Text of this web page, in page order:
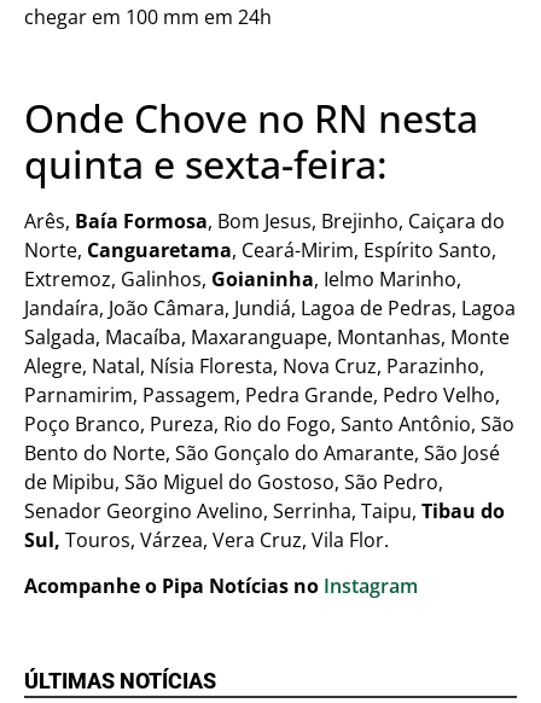
chegar em 100 mm em 24h
Onde Chove no RN nesta
quinta e sexta-feira:
Arês, Baía Formosa, Bom Jesus, Brejinho, Caiçara do
Norte, Canguaretama, Ceará-Mirim, Espírito Santo,
Extremoz, Galinhos, Goianinha, Ielmo Marinho,
Jandaíra, João Câmara, Jundiá, Lagoa de Pedras, Lagoa
Salgada, Macaíba, Maxaranguape, Montanhas, Monte
Alegre, Natal, Nísia Floresta, Nova Cruz, Parazinho,
Parnamirim, Passagem, Pedra Grande, Pedro Velho,
Poço Branco, Pureza, Rio do Fogo, Santo Antônio, São
Bento do Norte, São Gonçalo do Amarante, São José
de Mipibu, São Miguel do Gostoso, São Pedro,
Senador Georgino Avelino, Serrinha, Taipu, Tibau do
Sul, Touros, Várzea, Vera Cruz, Vila Flor.
Acompanhe o Pipa Notícias no Instagram
ÚLTIMAS NOTÍCIAS